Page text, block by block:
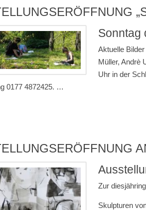
Sonntag
Aktuelle
Müller, Andrè
Uhr in der
0177 4872425. …
Zur
Skulpturen